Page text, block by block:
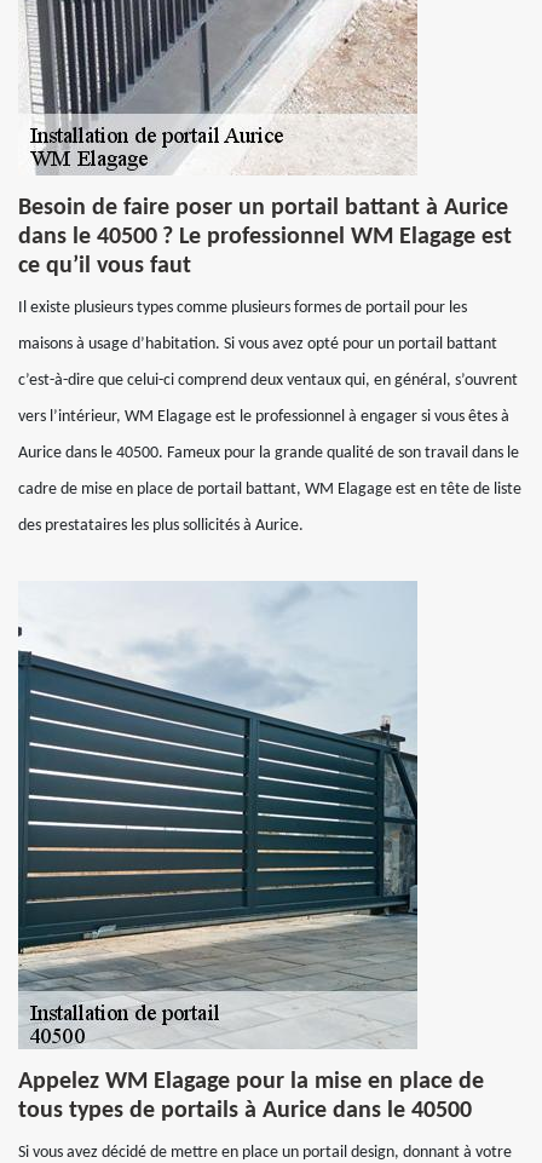
Besoin de faire poser un portail battant à Aurice
dans le 40500 ? Le professionnel WM Elagage est
ce qu’il vous faut
Il existe plusieurs types comme plusieurs formes de portail pour les
maisons à usage d’habitation. Si vous avez opté pour un portail battant
c’est-à-dire que celui-ci comprend deux ventaux qui, en général, s’ouvrent
vers l’intérieur, WM Elagage est le professionnel à engager si vous êtes à
Aurice dans le 40500. Fameux pour la grande qualité de son travail dans le
cadre de mise en place de portail battant, WM Elagage est en tête de liste
des prestataires les plus sollicités à Aurice.
Appelez WM Elagage pour la mise en place de
tous types de portails à Aurice dans le 40500
Si vous avez décidé de mettre en place un portail design, donnant à votre